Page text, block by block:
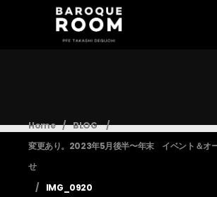
Home / BLOG /
変更あり。2023年5月後半〜年末 イベント＆オ
せ
/
IMG_0920